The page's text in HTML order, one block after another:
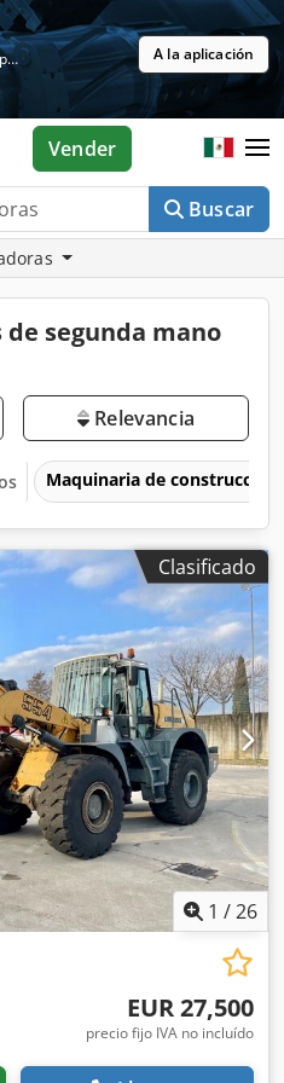
Gratis en la tienda de aplicaciones A la aplicación
Buscar
Vender
segunda mano
Relevancia
Maquinaria de construcción
Clasificado
1 /26
EUR 27,500
precio fijo IVA no incluído